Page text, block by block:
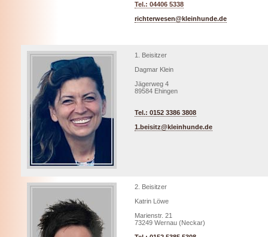
Tel.: 04406 5338
richterwesen@kleinhunde.de
1. Beisitzer
Dagmar Klein
Jägerweg 4
89584 Ehingen
Tel.: 0152 3386 3808
1.beisitz@kleinhunde.de
2. Beisitzer
Katrin Löwe
Marienstr. 21
73249 Wernau (Neckar)